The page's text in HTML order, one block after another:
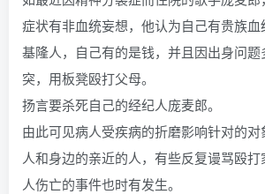
症状有非血统妄想，他认为自己有贵族
基隆人，自己有的是钱，并且因出身问
突，用板凳殴打父母。
扬言要杀死自己的经纪人庞麦郎。
由此可见病人受疾病的折磨影响针对的
人和身边的亲近的人，有些反复谩骂殴
人伤亡的事件也时有发生。